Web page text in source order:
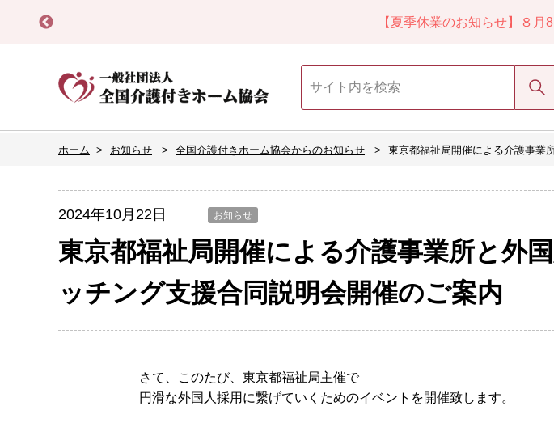
【夏季休業のお知らせ】８月
検索
ホーム お知らせ 全国介護付きホーム協会からのお知らせ 東京都福祉局開催による介護事業
2024年10月22日 お知らせ
東京都福祉局開催による介護事業所と外
ッチング支援合同説明会開催のご案内
さて、このたび、東京都福祉局主催で
円滑な外国人採用に繋げていくためのイベントを開催致します。